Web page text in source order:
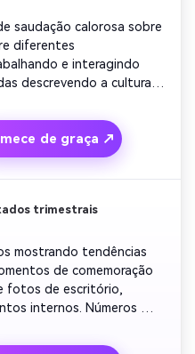
saudação calorosa sobre
diferentes
e interagindo
descrevendo a cultura e
Mantenha o
fundo edificante. Fechar
de boas-vindas aos
de graça ↗
trimestrais
mostrando tendências
de comemoração
fotos de escritório,
internos. Números
fundo calma. Termine